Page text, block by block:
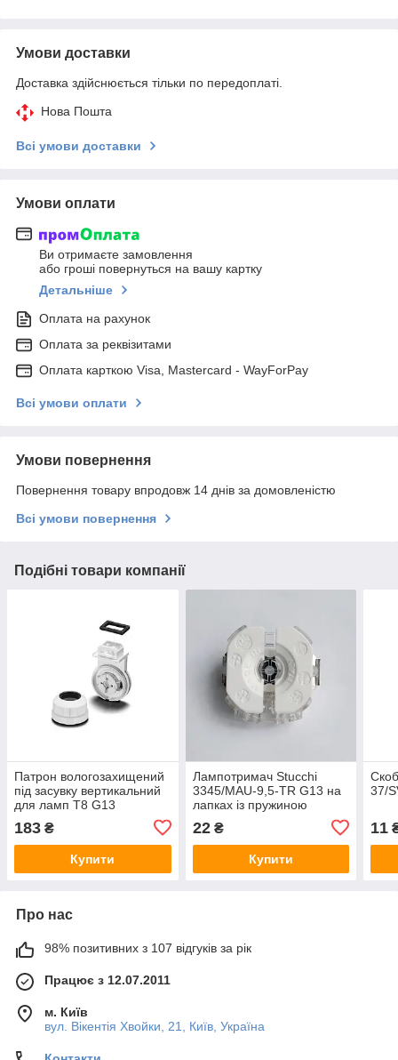
Умови доставки
Доставка здійснюється тільки по передоплаті.
Нова Пошта
Всі умови доставки
Умови оплати
Ви отримаєте замовлення
або гроші повернуться на вашу картку
Детальніше
Оплата на рахунок
Оплата за реквізитами
Оплата карткою Visa, Mastercard - WayForPay
Всі умови оплати
Умови повернення
Повернення товару впродовж 14 днів за домовленістю
Всі умови повернення
Подібні товари компанії
Патрон вологозахищений
під засувку вертикальний
для ламп T8 G13
183 ₴
Купити
Лампотримач Stucchi
3345/MAU-9,5-TR G13 на
лапках із пружиною
22₴
Купити
37/
11
Про нас
98% позитивних з 107 відгуків за рік
Працює з 12.07.2011
м. Київ
вул. Вікентія Хвойки, 21, Київ, Україна